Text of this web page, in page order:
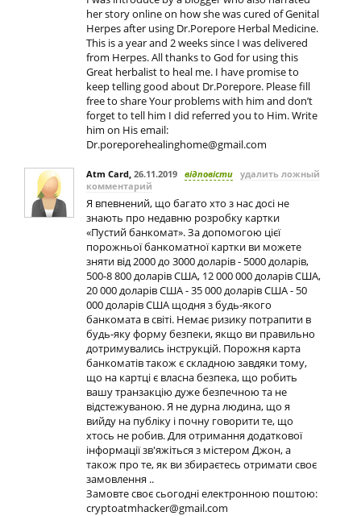
her story online on how she was cured of Genital
Herpes after using Dr.Porepore Herbal Medicine.
This is a year and 2 weeks since I was delivered
from Herpes. All thanks to God for using this
Great herbalist to heal me. I have promise to
keep telling good about Dr.Porepore. Please fill
free to share Your problems with him and don’t
forget to tell him I did referred you to Him. Write
him on His email:
Dr.poreporehealinghome@gmail.com
Atm Card, 26.11.2019 відповісти удалить ложный
комментарий
Я впевнений, що багато хто з нас досі не
знають про недавню розробку картки
«Пустий банкомат». За допомогою цієї
порожньої банкоматної картки ви можете
зняти від 2000 до 3000 доларів - 5000 доларів,
500-8 800 доларів США, 12 000 000 доларів США,
20 000 доларів США - 35 000 доларів США - 50
000 доларів США щодня з будь-якого
банкомата в світі. Немає ризику потрапити в
будь-яку форму безпеки, якщо ви правильно
дотримувались інструкцій. Порожня карта
банкоматів також є складною завдяки тому,
що на картці є власна безпека, що робить
вашу транзакцію дуже безпечною та не
відстежуваною. Я не дурна людина, що я
вийду на публіку і почну говорити те, що
хтось не робив. Для отримання додаткової
інформації зв'яжіться з містером Джон, а
також про те, як ви збираєтесь отримати своє
замовлення ..
Замовте своє сьогодні електронною поштою:
cryptoatmhacker@gmail.com